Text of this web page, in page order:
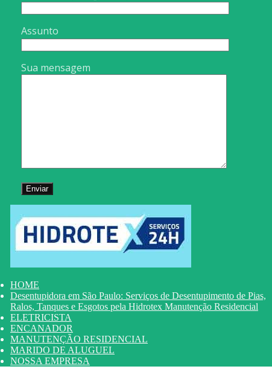
Assunto
Sua mensagem
HOME
Desentupidora em São Paulo: Serviços de Desentupimento de Pias,
Ralos, Tanques e Esgotos pela Hidrotex Manutenção Residencial
ELETRICISTA
ENCANADOR
MANUTENÇÃO RESIDENCIAL
MARIDO DE ALUGUEL
NOSSA EMPRESA